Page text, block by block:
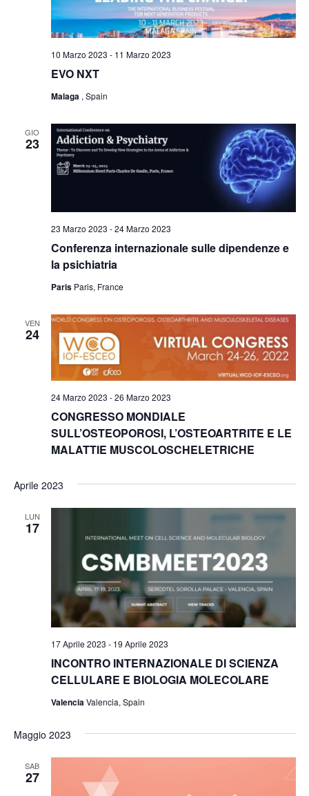
i
r
c
a
e
i
e
N
a
g
a
z
i
o
n
e
o
V
N
a
v
i
g
i
e
EVO NXT
10 Marzo 2023 - 11 Marzo 2023
Malaga , Spain
GIO
23
Conferenza internazionale sulle dipendenze e
la psichiatria
23 Marzo 2023 -24 Marzo 2023
Paris Paris, France
VEN
24
CONGRESSO MONDIALE
SULL’OSTEOPOROSI, L’OSTEOARTRITE E LE
MALATTIE MUSCOLOSCHELETRICHE
24 Marzo 2023 -26 Marzo 2023
Aprile 2023
LUN
17
INCONTRO INTERNAZIONALE DI SCIENZA
CELLULARE E BIOLOGIA MOLECOLARE
17 Aprile 2023 - 19 Aprile 2023
ValenciaValencia, Spain
Maggio 2023
SAB
27